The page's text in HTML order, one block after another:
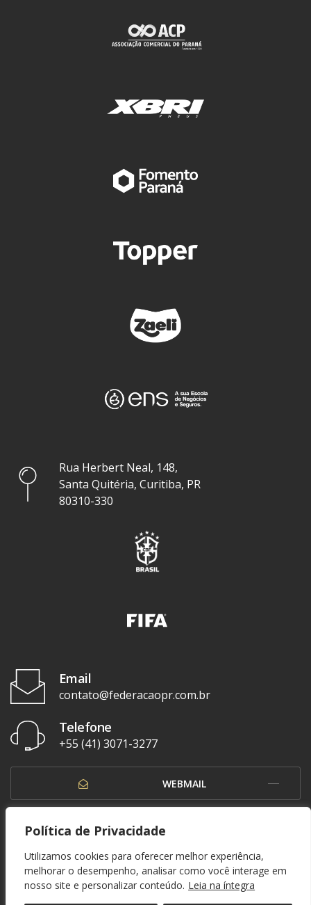
Política de Privacidade
Utilizamos cookies para oferecer melhor experiência,
melhorar o desempenho, analisar como você interage em
nosso site e personalizar conteúdo. Leia na íntegra
Rua Herbert Neal, 148,
Santa Quitéria, Curitiba, PR
80310-330
Email
contato@federacaopr.com.br
Telefone
+55 (41) 3071-3277
WEBMAIL
OUVIDORIA
© 1937 - 2026. Federação Paranaense de Futebol. Todos os direitos reservados. By